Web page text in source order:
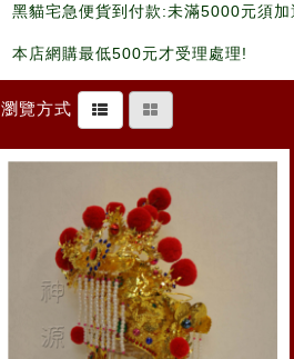
黑貓宅急便貨到付款:未滿5000元須
本店網購最低500元才受理處理!
瀏覽方式